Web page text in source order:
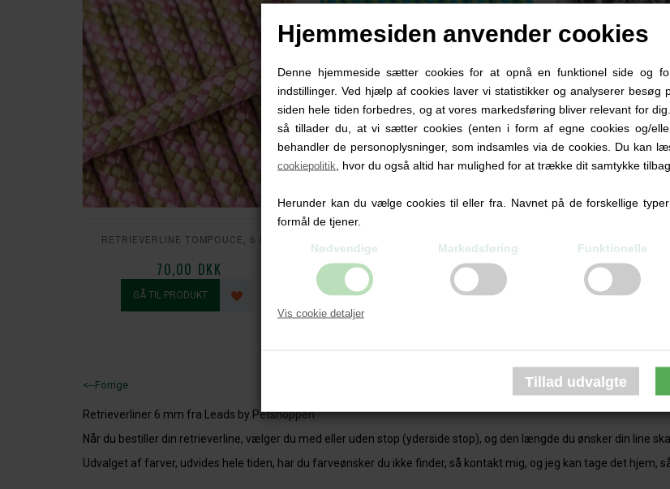
Hjemmesiden anvender cookies
Denne hjemmeside sætter cookies for at opnå en funktionel side og
indstillinger. Ved hjælp af cookies laver vi statistikker og analyserer besøg
siden hele tiden forbedres, og at vores markedsføring bliver relevant for
så tillader du, at vi sætter cookies (enten i form af egne cookies og/
behandler de personoplysninger, som indsamles via de cookies. Du kan
cookiepolitik , hvor du også altid har mulighed for at trække dit samtykke
Herunder kan du vælge cookies til eller fra. Navnet på de forskellige
formål de tjener.
Nødvendige Markedsføring Funktionelle
Vis cookie detaljer
RETRIEVERLINE TOMPOUCE, 6 MM
70,00 DKK 70,00 DKK 70,00
<--Forrige 2 3 4
Retrieverliner 6 mm fra Leads by Petshoppen
Når du bestiller din retrieverline, vælger du med eller uden stop (yderside stop), og den længde du ønsker din line
Udvalget af farver, udvides hele tiden, har du farveønsker du ikke finder, så kontakt mig, og jeg kan tage det hjem,